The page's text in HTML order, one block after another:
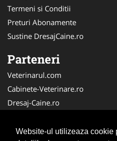
Website-ul utilizeaza cookie
Termeni si Conditii
Preturi Abonamente
Sustine DresajCaine.ro
Parteneri
Veterinarul.com
Cabinete-Veterinare.ro
Dresaj-Caine.ro
Medic-Bun.com